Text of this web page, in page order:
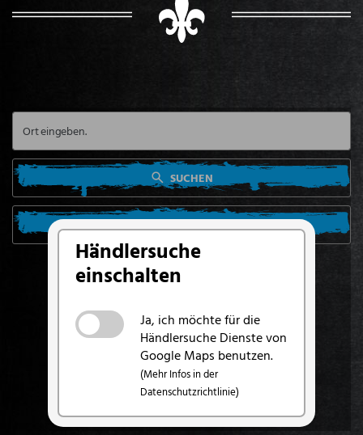
Händlersuche
einschalten
Ja, ich möchte für die
Händlersuche Dienste von
Google Maps benutzen.
(Mehr Infos in der
Datenschutzrichtlinie)
SUCHEN
SUCHE VON MEINEM STANDORT AUS